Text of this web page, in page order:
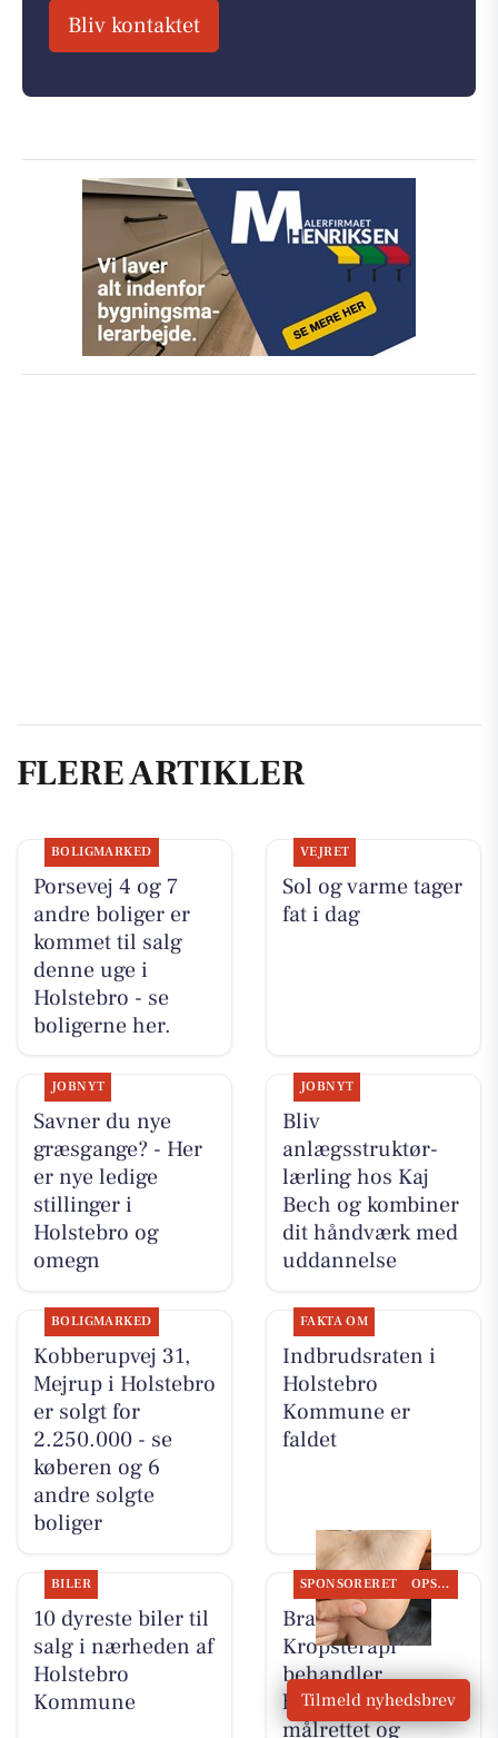
Bliv kontaktet
FLERE ARTIKLER
BOLIGMARKED
Porsevej 4 og 7
andre boliger er
kommet til salg
denne uge i
Holstebro - se
boligerne her.
VEJRET
Sol og varme tager
fat i dag
JOBNYT
Savner du nye
græsgange? - Her
er nye ledige
stillinger i
Holstebro og
omegn
JOBNYT
Bliv
anlægsstruktør-
lærling hos Kaj
Bech og kombiner
dit håndværk med
uddannelse
BOLIGMARKED
Kobberupvej 31,
Mejrup i Holstebro
er solgt for
2.250.000 - se
køberen og 6
andre solgte
boliger
FAKTA OM
Indbrudsraten i
Holstebro
Kommune er
faldet
BILER
10 dyreste biler til
salg i nærheden af
Holstebro
Kommune
SPONSORERET OPSLAGSTAVLEN
Brandsborgs
Kropsterapi
behandler
hælsmerter med
målrettet og
Tilmeld nyhedsbrev